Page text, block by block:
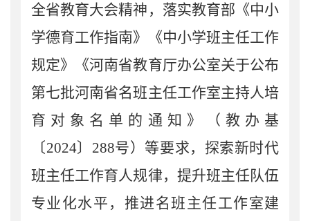
全省教育大会精神，落实教育部《中小
学德育工作指南》《中小学班主任工作
规定》
《河南省教育厅办公室关于公布
第七批河南省名班主任工作室主持人培
育对象名单的通知》（教办基
〔2024〕 288号） 等要求，探索新时代
班主任工作育人规律，提升班主任队伍
专业化水平， 推进名班主任工作室建